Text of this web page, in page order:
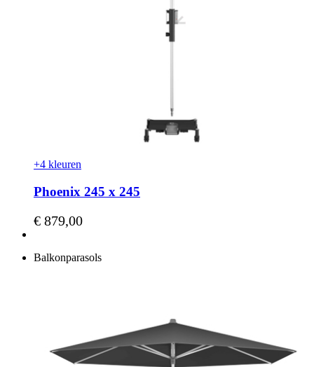
+4 kleuren
Phoenix 245 x 245
Vanaf
€ 879,00
Balkonparasols